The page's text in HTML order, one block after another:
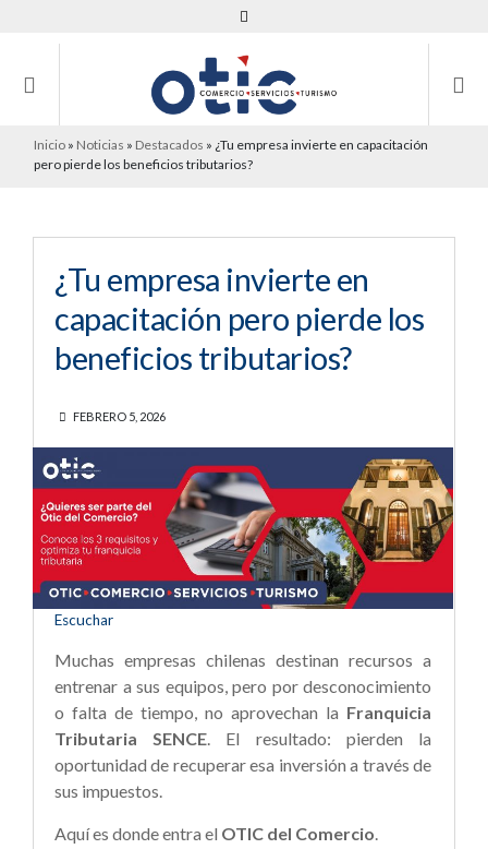
Inicio » Noticias » Destacados » ¿Tu empresa invierte en capacitación
pero pierde los beneficios tributarios?
¿Tu empresa invierte en
capacitación pero pierde los
beneficios tributarios?
FEBRERO 5, 2026
Escuchar
Muchas empresas chilenas destinan recursos a
entrenar a sus equipos, pero por desconocimiento
o falta de tiempo, no aprovechan la Franquicia
Tributaria SENCE . El resultado: pierden la
oportunidad de recuperar esa inversión a través de
sus impuestos.
Aquí es donde entra el OTIC del Comercio